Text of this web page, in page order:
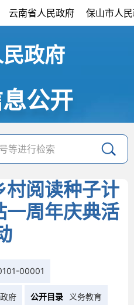
云南省人民政府 保山市人
政府
公开
村阅读种子计
一周年庆典活
00001
府 公开目录 义务教育